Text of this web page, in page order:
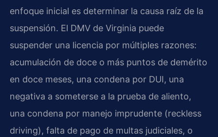
enfoque inicial es determinar la causa raíz de la
suspensión. El DMV de Virginia puede
suspender una licencia por múltiples razones:
acumulación de doce o más puntos de demérito
en doce meses, una condena por DUI, una
negativa a someterse a la prueba de aliento,
una condena por manejo imprudente (reckless
driving), falta de pago de multas judiciales, o